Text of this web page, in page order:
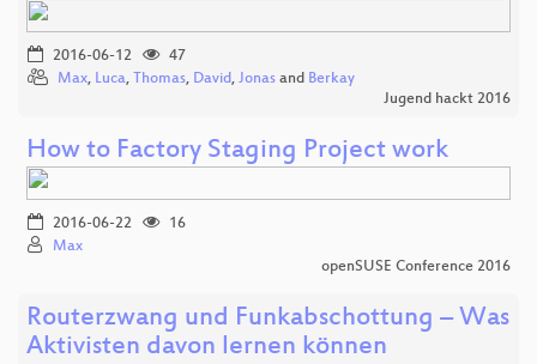
2016-06-12
47
Max, Luca, Thomas, David, Jonas and Berkay
Jugend hackt 2016
How to Factory Staging Project work
2016-06-22
16
Max
openSUSE Conference 2016
Routerzwang und Funkabschottung – Was
Aktivisten davon lernen können